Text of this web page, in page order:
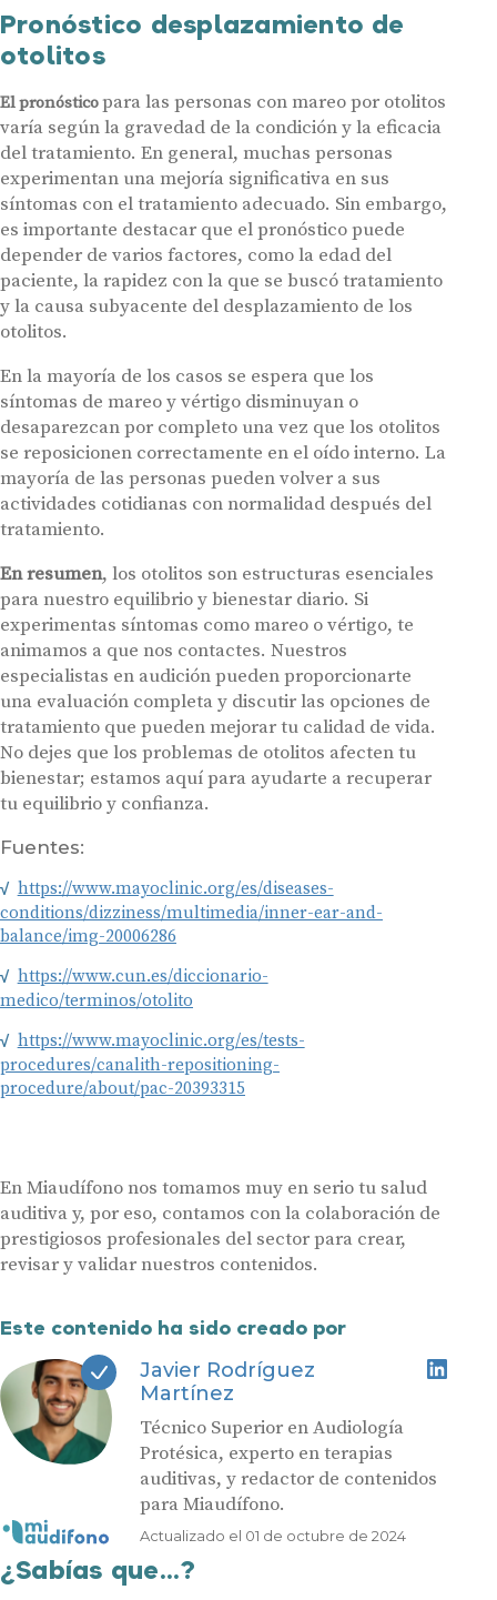
Pronóstico desplazamiento de
otolitos
El pronósticopara las personas con mareo por otolitos
varía según la gravedad de la condición y la eficacia
del tratamiento. En general, muchas personas
experimentan una mejoría significativa en sus
síntomas con el tratamiento adecuado. Sin embargo,
es importante destacar que el pronóstico puede
depender de varios factores, como la edad del
paciente, la rapidez con la que se buscó tratamiento
y la causa subyacente del desplazamiento de los
otolitos.
En la mayoría de los casos se espera que los
síntomas de mareo y vértigo disminuyan o
desaparezcan por completo una vez que los otolitos
se reposicionen correctamente en el oído interno. La
mayoría de las personas pueden volver a sus
actividades cotidianas con normalidad después del
tratamiento.
En resumen, los otolitos son estructuras esenciales
para nuestro equilibrio y bienestar diario. Si
experimentas síntomas como mareo o vértigo, te
animamos a que nos contactes. Nuestros
especialistas en audición pueden proporcionarte
una evaluación completa y discutir las opciones de
tratamiento que pueden mejorar tu calidad de vida.
No dejes que los problemas de otolitos afecten tu
bienestar; estamos aquí para ayudarte a recuperar
tu equilibrio y confianza.
Fuentes:
https://www.mayoclinic.org/es/diseases-
conditions/dizziness/multimedia/inner-ear-and-
balance/img-20006286
https://www.cun.es/diccionario-
medico/terminos/otolito
https://www.mayoclinic.org/es/tests-
procedures/canalith-repositioning-
procedure/about/pac-20393315
En Miaudífono nos tomamos muy en serio tu salud
auditiva y, por eso, contamos con la colaboración de
prestigiosos profesionales del sector para crear,
revisar y validar nuestros contenidos.
Este contenido ha sido creado por
Javier Rodríguez
Martínez
Técnico Superior en Audiología
Protésica, experto en terapias
auditivas, y redactor de contenidos
para Miaudífono.
Actualizado el 01 de octubre de 2024
¿Sabías que...?